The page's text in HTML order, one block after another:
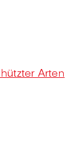
Arten